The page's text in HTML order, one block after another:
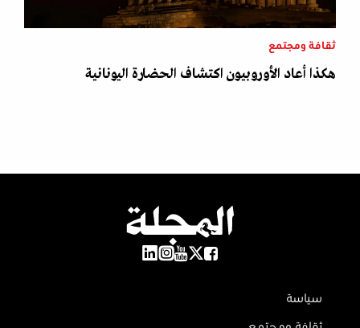
ثقافة ومجتمع
هكذا أعاد الأوروبيون اكتشاف الحضارة اليونانية
سياسة